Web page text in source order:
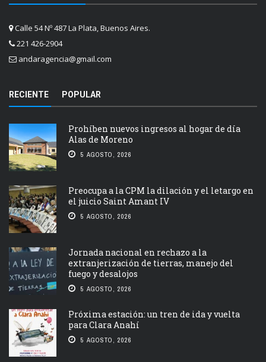
Calle 54 Nº 487 La Plata, Buenos Aires.
221 426-2904
andaragencia@gmail.com
RECIENTE POPULAR
Prohíben nuevos ingresos al hogar de día
Alas de Moreno
5 AGOSTO, 2026
Preocupa a la CPM la dilación y el letargo en
el juicio Saint Amant IV
5 AGOSTO, 2026
Jornada nacional en rechazo a la
extranjerización de tierras, manejo del
fuego y desalojos
5 AGOSTO, 2026
Próxima estación: un tren de ida y vuelta
para Clara Anahí
5 AGOSTO, 2026